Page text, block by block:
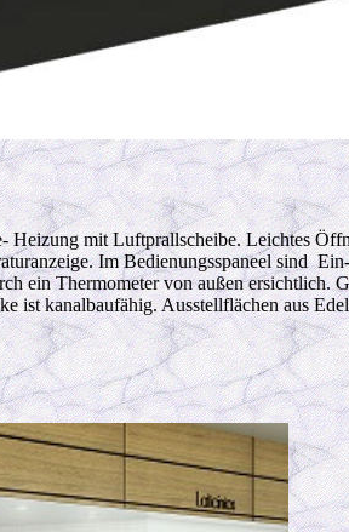
mit Luftprallscheibe. Leichtes
Im Bedienungsspaneel sind
ein Thermometer von außen ersichtlich.
ist kanalbaufähig. Ausstellflächen aus